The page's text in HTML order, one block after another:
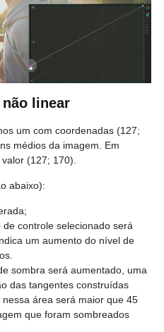
linear
um com coordenadas (127;
médios da imagem. Em
(127; 170).
abaixo):
controle selecionado será
um aumento do nível de
sombra será aumentado, uma
das tangentes construídas
área será maior que 45
que foram sombreados